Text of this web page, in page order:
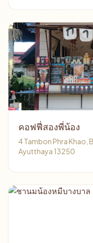
คอฟฟี่สองพี่น้อง
4 Tambon Phra Khao,
Ayutthaya 13250